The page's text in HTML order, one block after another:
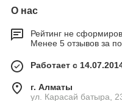
О нас
Рейтинг не
Менее 5 отзывов за
Работает с
г. Алматы
ул. Карасай батыра,